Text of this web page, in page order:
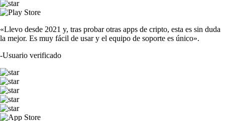
«Llevo desde 2021 y, tras probar otras apps de cripto, esta es sin duda
la mejor. Es muy fácil de usar y el equipo de soporte es único».
-Usuario verificado